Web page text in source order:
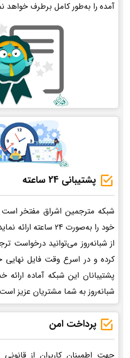
آمده را به‌طور کامل برطرف خواهد
پشتیبانی 24 ساعته
شبکه مترجمین اشراق مفتخر
خود را به‌صورت 24
از شبانه‌روز می‌توانید درخواست
کرده و در اسرع وقت فایل نهایی
پشتیبانان این شبکه آماده
شبانه‌روز به شما مشتریان عزیز
پرداخت امن